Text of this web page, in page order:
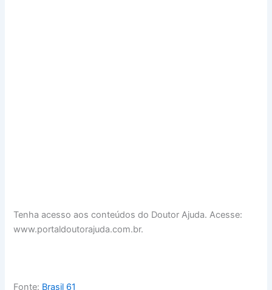
Tenha acesso aos conteúdos do Doutor Ajuda. Acesse:
www.portaldoutorajuda.com.br.
Fonte: Brasil 61